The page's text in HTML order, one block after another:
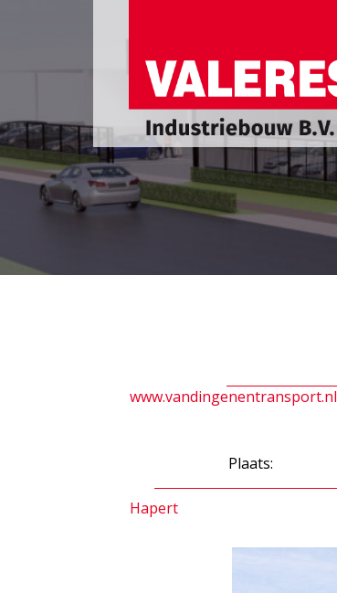
www.vandingenentransport.nl
Plaats:
Hapert